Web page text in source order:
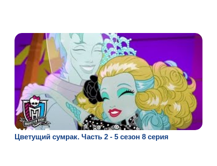
Цветущий сумрак. Часть 2 - 5 сезон 8 серия